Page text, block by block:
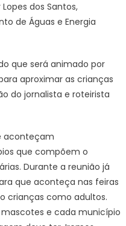
dos Santos,
de Águas e Energia
que será animado por
aproximar as crianças
do jornalista e roteirista
aconteçam
que compõem o
Durante a reunião já
que aconteça nas feiras
crianças como adultos.
mascotes e cada município